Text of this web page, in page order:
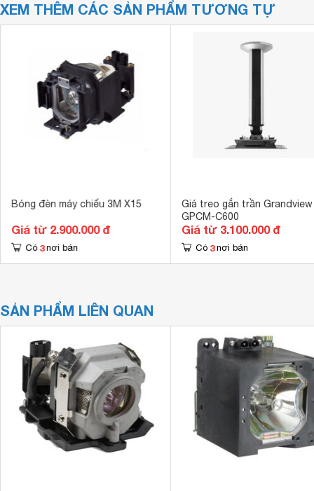
XEM THÊM CÁC SẢN PHẨM TƯƠNG TỰ
Bóng đèn máy chiếu 3M X15
Giá từ 2.900.000 đ
Có 3 nơi bán
Giá treo gắn trần Grandview
GPCM-C600
Giá từ 3.100.000 đ
Có 3 nơi bán
SẢN PHẨM LIÊN QUAN